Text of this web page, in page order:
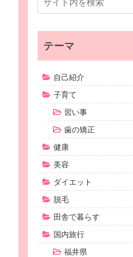
テーマ
自己紹介
子育て
習い事
歯の矯正
健康
美容
ダイエット
脱毛
田舎で暮らす
国内旅行
福井県